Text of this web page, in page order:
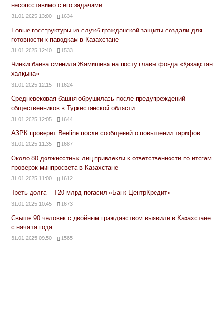
несопоставимо с его задачами
31.01.2025 13:00 1634
Новые госструктуры из служб гражданской защиты создали для
готовности к паводкам в Казахстане
31.01.2025 12:40 1533
Чинкисбаева сменила Жамишева на посту главы фонда «Қазақстан
халқына»
31.01.2025 12:15 1624
Средневековая башня обрушилась после предупреждений
общественников в Туркестанской области
31.01.2025 12:05 1644
АЗРК проверит Beeline после сообщений о повышении тарифов
31.01.2025 11:35 1687
Около 80 должностных лиц привлекли к ответственности по итогам
проверок минпросвета в Казахстане
31.01.2025 11:00 1612
Треть долга – Т20 млрд погасил «Банк ЦентрКредит»
31.01.2025 10:45 1673
Свыше 90 человек с двойным гражданством выявили в Казахстане
с начала года
31.01.2025 09:50 1585